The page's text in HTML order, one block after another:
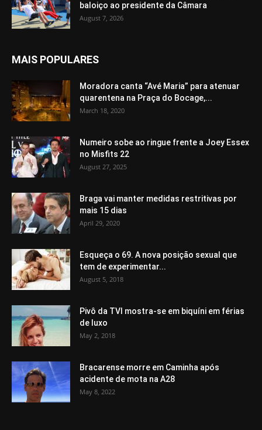
baloiço ao presidente da Câmara
August 7, 2026
MAIS POPULARES
Moradora canta “Avé Maria” para atenuar
quarentena na Praça do Bocage,...
March 18, 2020
Numeiro sobe ao ringue frente a Joey Essex
no Misfits 22
August 27, 2025
Braga vai manter medidas restritivas por
mais 15 dias
April 29, 2020
Esqueça o 69. A nova posição sexual que
tem de experimentar...
August 5, 2018
Pivô da TVI mostra-se em biquíni em férias
de luxo
May 2, 2018
Bracarense morre em Caminha após
acidente de mota na A28
May 8, 2022